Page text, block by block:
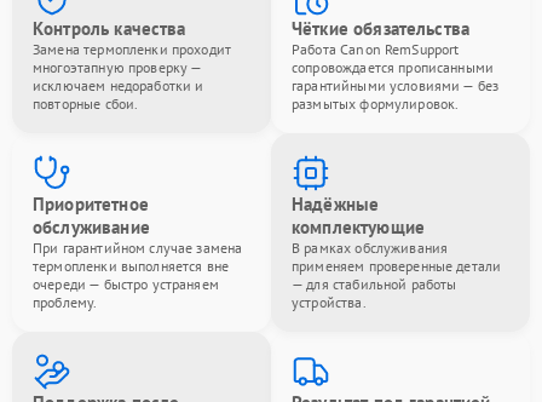
Контроль качества
Замена термопленки проходит
многоэтапную проверку —
исключаем недоработки и
повторные сбои.
Чёткие обязательства
Работа Canon RemSupport
сопровождается прописанными
гарантийными условиями — без
размытых формулировок.
Приоритетное
обслуживание
При гарантийном случае замена
термопленки выполняется вне
очереди — быстро устраняем
проблему.
Надёжные
комплектующие
В рамках обслуживания
применяем проверенные детали
— для стабильной работы
устройства.